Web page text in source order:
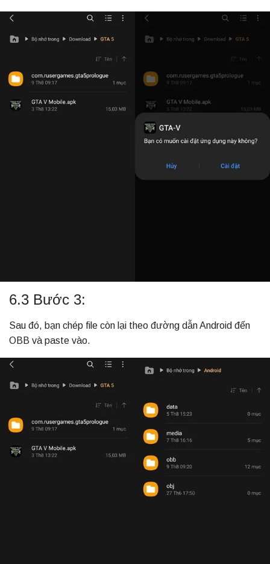
6.3 Bước 3:
Sau đó, bạn chép file còn lại theo đường dẫn Android đến
OBB và paste vào.